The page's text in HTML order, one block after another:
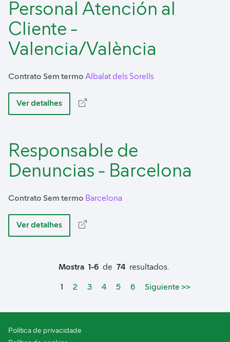
Personal Atención al
Cliente -
Valencia/València
Contrato Sem termo Albalat dels Sorells
Ver detalhes
Responsable de
Denuncias - Barcelona
Contrato Sem termo Barcelona
Ver detalhes
Mostra 1-6 de 74 resultados.
Page
1 2 3 4 5 6 Siguiente >>
Política de privacidade